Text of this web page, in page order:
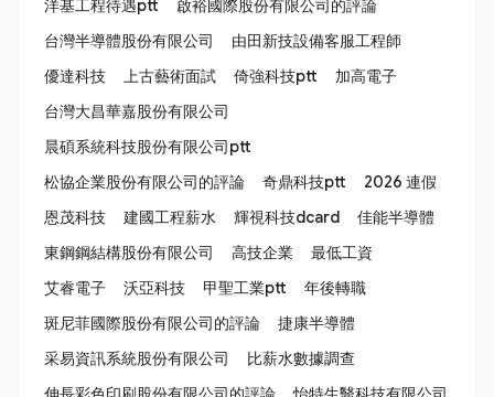
洋基工程待遇ptt
啟裕國際股份有限公司的評論
台灣半導體股份有限公司
由田新技設備客服工程師
優達科技
上古藝術面試 倚強科技ptt
加高電子
台灣大昌華嘉股份有限公司
晨碩系統科技股份有限公司ptt
松協企業股份有限公司的評論
奇鼎科技ptt
2026 連假
恩茂科技
建國工程薪水 輝視科技dcard
佳能半導體
東鋼鋼結構股份有限公司
高技企業
最低工資
艾睿電子
沃亞科技 甲聖工業ptt
年後轉職
斑尼菲國際股份有限公司的評論
捷康半導體
采易資訊系統股份有限公司
比薪水數據調查